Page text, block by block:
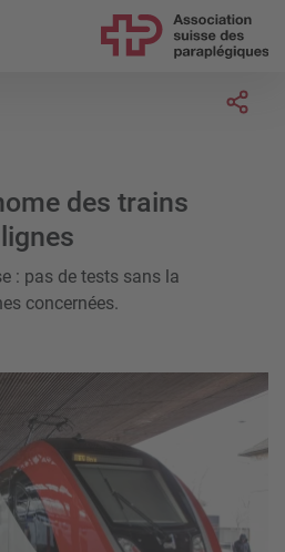
des trains
: pas de tests sans la
concernées.